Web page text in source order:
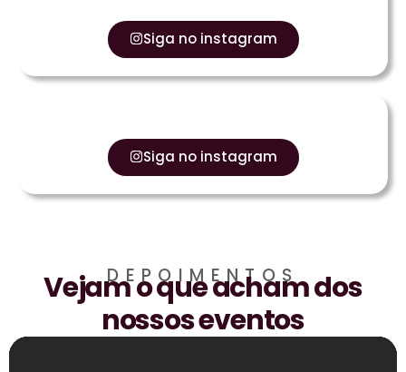
Siga no instagram
Siga no instagram
DEPOIMENTOS
Vejam o que acham dos
nossos eventos